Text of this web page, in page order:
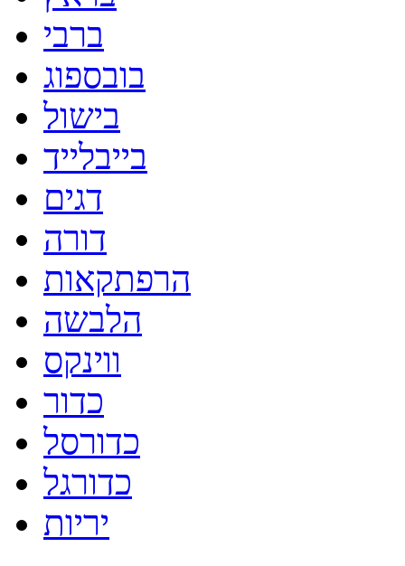
ברבי
בובספוג
בישול
בייבלייד
דגים
דורה
הרפתקאות
הלבשה
ווינקס
כדור
כדורסל
כדורגל
יריות